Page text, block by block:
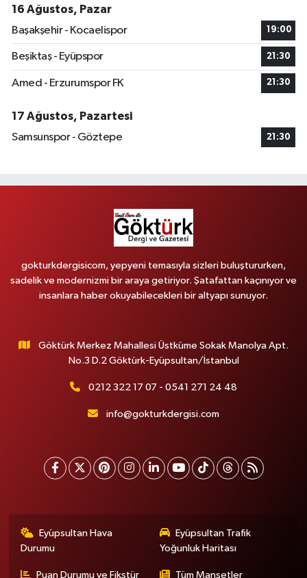
16 Ağustos, Pazar
Başakşehir - Kocaelispor
19:00
Beşiktaş - Eyüpspor 21:30
Amed - Erzurumspor FK 21:30
17 Ağustos, Pazartesi
Samsunspor - Göztepe
21:30
gokturkdergisicom, yepyeni temasıyla sizleri buluştururken,
sadelik ve modernizmi bir araya getiriyor. Şatafattan kaçınıyor ve
insanlara haber okuyabilecekleri bir altyapı sunuyor.
Göktürk Merkez Mahallesi Üstküme Sokak Manolya Apt.
No.3 D.2 Göktürk-Eyüpsultan/İstanbul
0212 322 17 07 - 0541 271 24 48
info@gokturkdergisi.com
Eyüpsultan Hava
Durumu
Eyüpsultan Trafik
Yoğunluk Haritası
Puan Durumu ve Fikstür Tüm Manşetler